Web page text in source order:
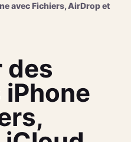
avec Fichiers, AirDrop et
des